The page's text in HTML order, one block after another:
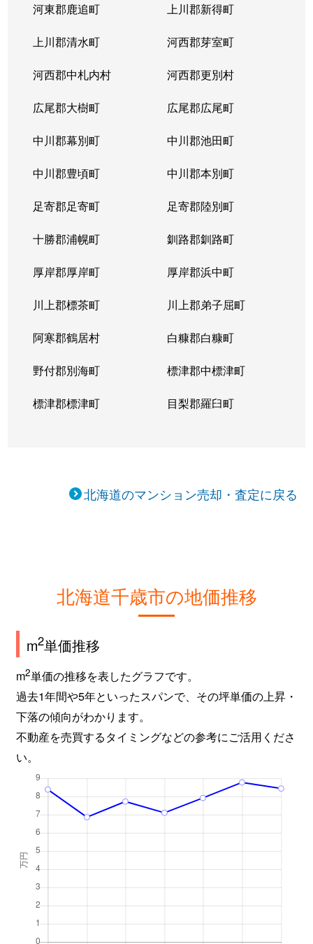
河東郡鹿追町 上川郡新得町
上川郡清水町 河西郡芽室町
河西郡中札内村 河西郡更別村
広尾郡大樹町 広尾郡広尾町
中川郡幕別町 中川郡池田町
中川郡豊頃町 中川郡本別町
足寄郡足寄町 足寄郡陸別町
十勝郡浦幌町 釧路郡釧路町
厚岸郡厚岸町 厚岸郡浜中町
川上郡標茶町 川上郡弟子屈町
阿寒郡鶴居村 白糠郡白糠町
野付郡別海町 標津郡中標津町
標津郡標津町 目梨郡羅臼町
北海道のマンション売却・査定に戻る
北海道千歳市の地価推移
m2単価推移
m2単価の推移を表したグラフです。
過去1年間や5年といったスパンで、その坪単価の上昇・
下落の傾向がわかります。
不動産を売買するタイミングなどの参考にご活用くださ
い。